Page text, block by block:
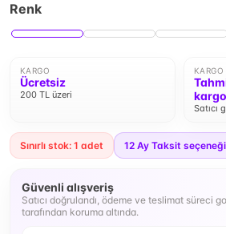
Renk
KARGO
Ücretsiz
200 TL üzeri
KARGO
Satıcı
Sınırlı stok: 1 adet 12 Ay Taksit seçeneği
Güvenli alışveriş
Satıcı doğrulandı, ödeme ve teslimat süreci
tarafından koruma altında.